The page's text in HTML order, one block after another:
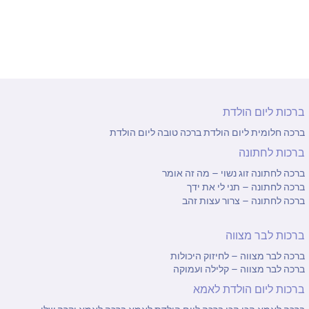
ברכות ליום הולדת
ברכה חלומית ליום הולדתברכה טובה ליום הולדת
ברכות לחתונה
ברכה לחתונה זוג נשוי – מה זה אומר
ברכה לחתונה – תני לי את ידך
ברכה לחתונה – צרור עצות זהב
ברכות לבר מצווה
ברכה לבר מצווה – לחיזוק היכולות
ברכה לבר מצווה – קלילה ועמוקה
ברכות ליום הולדת לאמא